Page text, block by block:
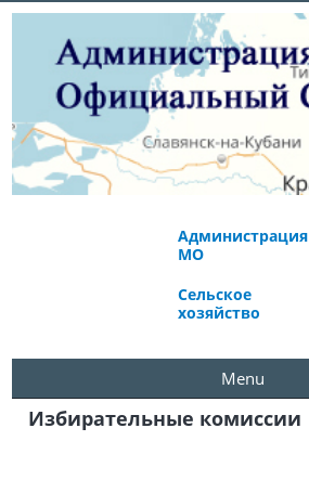
Администрация
МО
Сельское
хозяйство
Menu
Избирательные комиссии